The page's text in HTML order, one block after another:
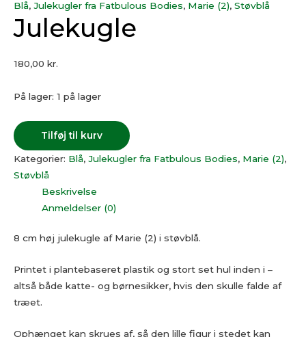
Blå, Julekugler fra Fatbulous Bodies, Marie (2), Støvblå
Julekugle
180,00 kr.
På lager: 1 på lager
Tilføj til kurv
Kategorier: Blå, Julekugler fra Fatbulous Bodies, Marie (2),
Støvblå
Beskrivelse
Anmeldelser (0)
8 cm høj julekugle af Marie (2) i støvblå.
Printet i plantebaseret plastik og stort set hul inden i –
altså både katte- og børnesikker, hvis den skulle falde af
træet.
Ophænget kan skrues af, så den lille figur i stedet kan